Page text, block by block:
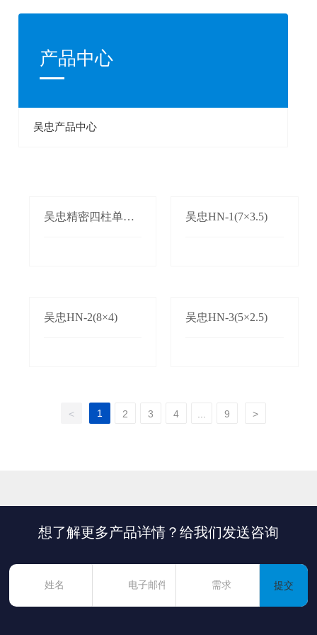
产品中心
吴忠产品中心
吴忠精密四柱单双
吴忠HN-1(7×3.5)
吴忠HN-2(8×4) 吴忠HN-3(5×2.5)
< 1 2 3 4 9 >
想了解更多产品详情？给我们发送咨询
提交